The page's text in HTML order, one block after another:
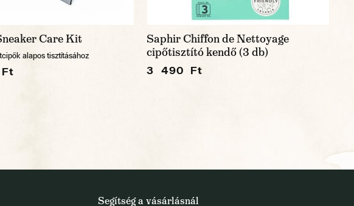
Care Kit
alapos tisztításához
Saphir Chiffon de Nettoyage
cipőtisztító kendő (3 db)
3 490 Ft
Segítség a vásárlásnál